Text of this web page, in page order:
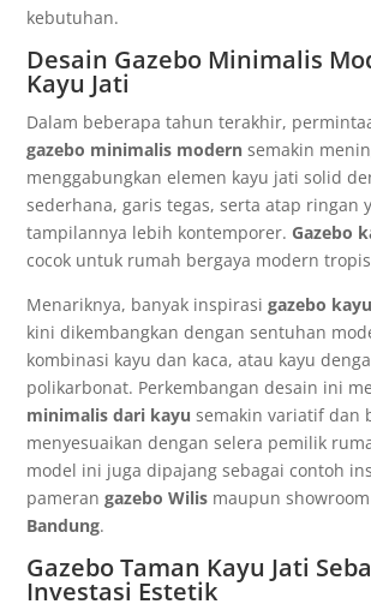
kebutuhan.
Desain Gazebo Minimalis
Kayu Jati
Dalam beberapa tahun terakhir,
gazebo minimalis modern semakin
menggabungkan elemen kayu jati solid
sederhana, garis tegas, serta atap ringan
tampilannya lebih kontemporer. Gazebo
cocok untuk rumah bergaya modern
Menariknya, banyak inspirasigazebo
kini dikembangkan dengan sentuhan
kombinasi kayu dan kaca, atau kayu
polikarbonat. Perkembangan desain ini
minimalis dari kayu semakin variatif dan
menyesuaikan dengan selera pemilik
model ini juga dipajang sebagai contoh
pamerangazebo Wilis maupun
Bandung.
Gazebo Taman Kayu Jati
Investasi Estetik